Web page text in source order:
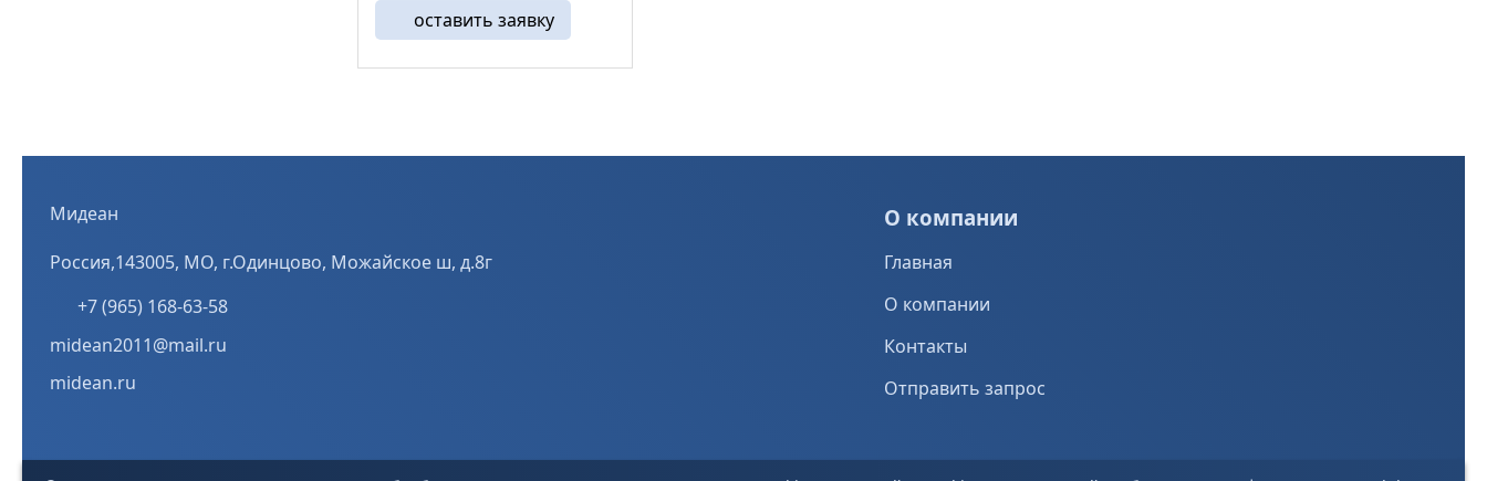
плоская пластина,
выполненная из специальной
оставить заявку
Мидеан
Россия,143005, МО, г.Одинцово, Можайское ш, д.8г
+7 (965) 168-63-58
midean2011@mail.ru
midean.ru
О компании
Главная
О компании
Контакты
Отправить запрос